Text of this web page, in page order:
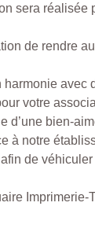
sera réalisée
de rendre
harmonie avec
votre
d’une bien-
à notre
de
Imprimerie-